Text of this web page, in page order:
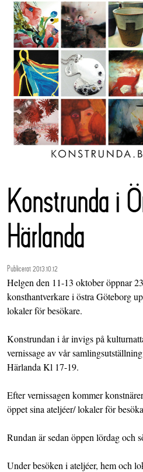
Konstrunda i
Härlanda
Publicerat 2013.10.12
Helgen den 11-13 oktober öppnar
konsthantverkare i östra Göteborg
lokaler för besökare.
Konstrundan i år invigs på
vernissage av vår
Härlanda Kl 17-19.
Efter vernissagen kommer
öppet sina ateljéer/ lokaler för
Rundan är sedan öppen lördag och
Under besöken i ateljéer, hem och